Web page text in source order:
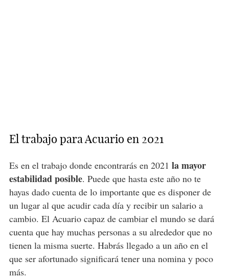
El trabajo para Acuario en 2021
Es en el trabajo donde encontrarás en 2021 la mayor
estabilidad posible. Puede que hasta este año no te
hayas dado cuenta de lo importante que es disponer de
un lugar al que acudir cada día y recibir un salario a
cambio. El Acuario capaz de cambiar el mundo se dará
cuenta que hay muchas personas a su alrededor que no
tienen la misma suerte. Habrás llegado a un año en el
que ser afortunado significará tener una nomina y poco
más.